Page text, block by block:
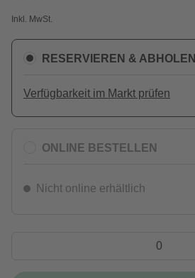
Inkl. MwSt.
RESERVIEREN & ABHOLEN
Verfügbarkeit im Markt prüfen
ONLINE BESTELLEN
Nicht online erhältlich